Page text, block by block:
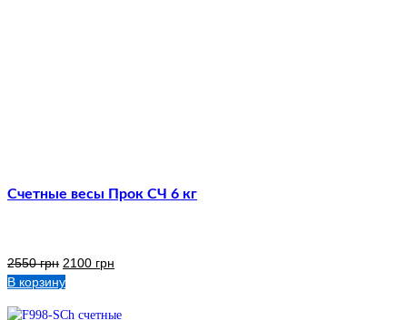
Счетные весы Прок СЧ 6 кг
2550грн 2100 грн
В корзину